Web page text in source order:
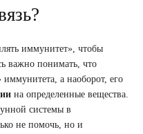
иммунитет», чтобы
важно понимать, что
иммунитета, а наоборот, его
на определенные вещества.
системы в
не помочь, но и